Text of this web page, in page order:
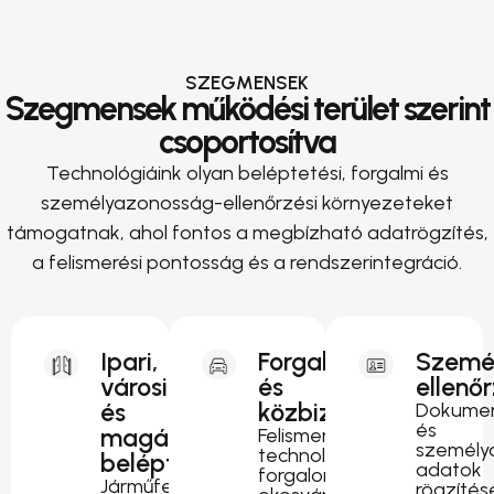
SZEGMENSEK
Szegmensek működési terület szerint
csoportosítva
Technológiáink olyan beléptetési, forgalmi és
személyazonosság-ellenőrzési környezeteket
támogatnak, ahol fontos a megbízható adatrögzítés,
a felismerési pontosság és a rendszerintegráció.
Ipari,
városi
és
magánterületi
beléptetés
Járműfelismerés
Forgalomirányítás
és
közbiztonság
Felismerési
technológia
forgalomfigyeléshez,
és
adatok